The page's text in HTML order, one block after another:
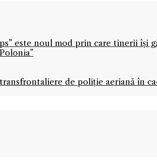
este noul mod prin care tinerii își
de poliție aeriană în